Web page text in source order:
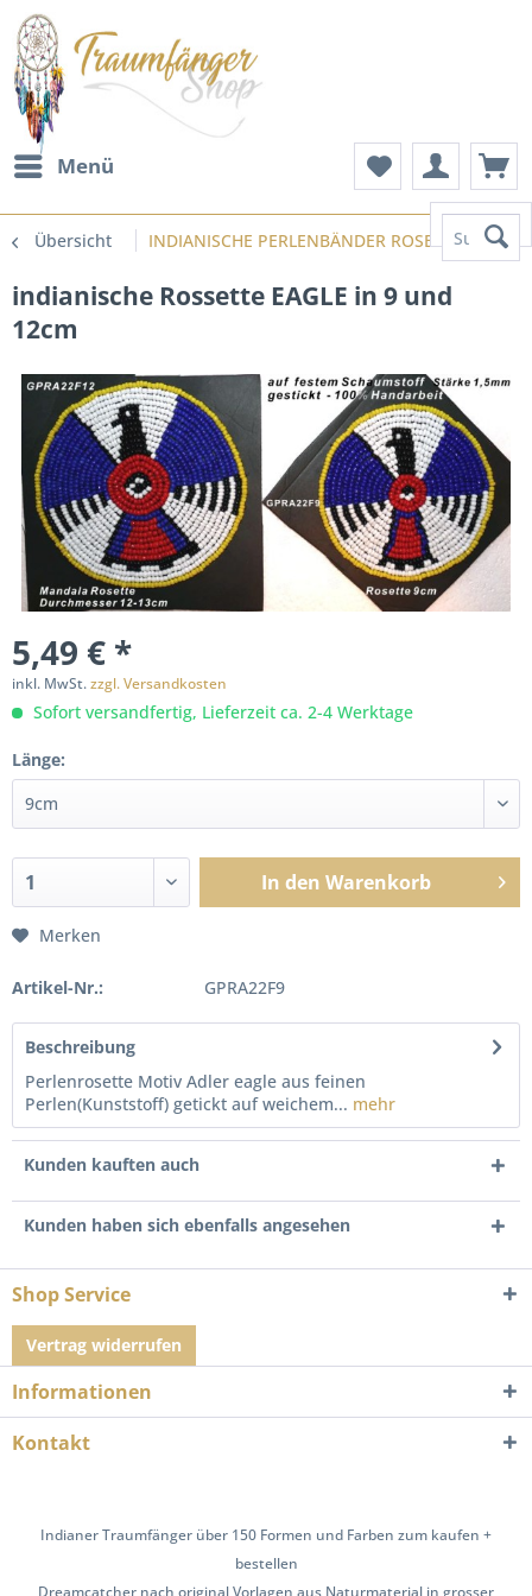
Menü
Suchen
Übersicht INDIANISCHE PERLENBÄNDER ROSETTEN
indianische Rossette EAGLE in 9 und
12cm
5,49 € *
inkl. MwSt.zzgl. Versandkosten
Sofort versandfertig, Lieferzeit ca. 2-4 Werktage
Länge:
In den Warenkorb
Merken
Artikel-Nr.: GPRA22F9
Beschreibung
Perlenrosette Motiv Adler eagle aus feinen
Perlen(Kunststoff) getickt auf weichem... mehr
Kunden kauften auch
Kunden haben sich ebenfalls angesehen
Shop Service
Vertrag widerrufen
Informationen
Kontakt
Indianer Traumfänger über 150 Formen und Farben zum kaufen +
bestellen